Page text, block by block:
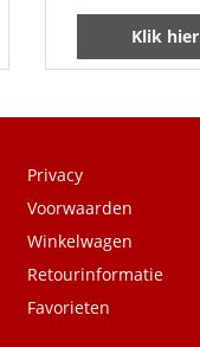
Klik hier
Privacy
Voorwaarden
Winkelwagen
Retourinformatie
Favorieten